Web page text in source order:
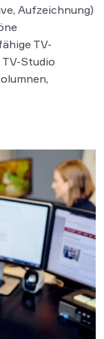
Aufzeichnung)
TV-
Studio